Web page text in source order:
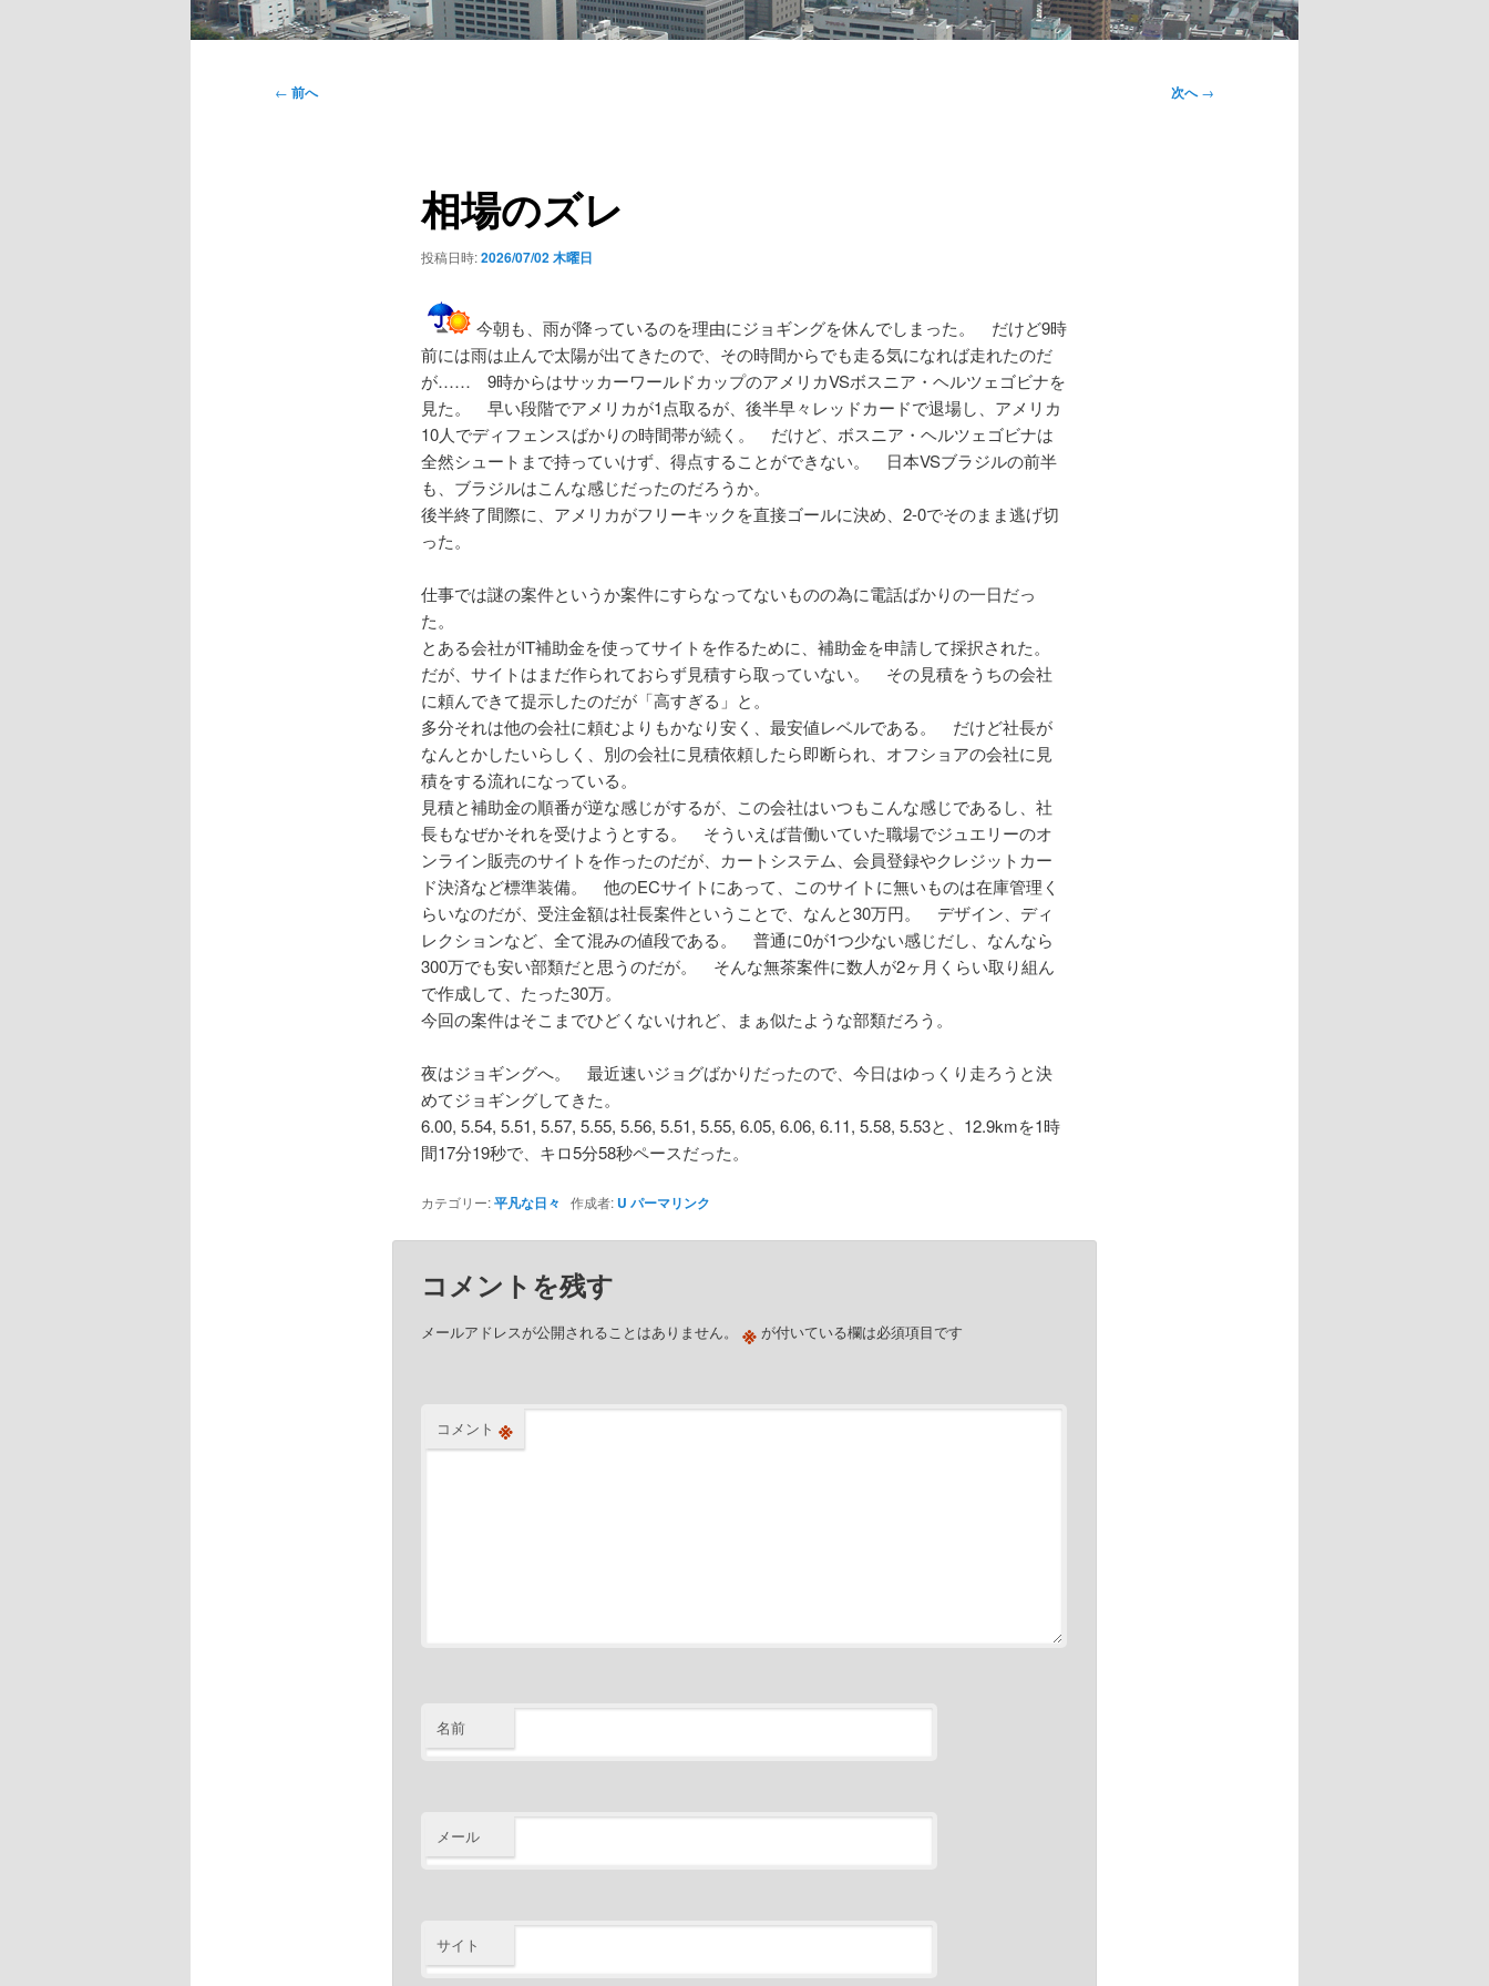
投
← 前へ 次へ→
相場のズレ
投稿日時:2026/07/02 木曜日
今朝も、雨が降っているのを理由にジョギングを休んでしまった。 だけど9時
前には雨は止んで太陽が出てきたので、その時間からでも走る気になれば走れたのだ
が…… 9時からはサッカーワールドカップのアメリカVSボスニア・ヘルツェゴビナを
見た。 早い段階でアメリカが1点取るが、後半早々レッドカードで退場し、アメリカ
10人でディフェンスばかりの時間帯が続く。 だけど、ボスニア・ヘルツェゴビナは
全然シュートまで持っていけず、得点することができない。 日本VSブラジルの前半
も、ブラジルはこんな感じだったのだろうか。
後半終了間際に、アメリカがフリーキックを直接ゴールに決め、2-0でそのまま逃げ切
った。
仕事では謎の案件というか案件にすらなってないものの為に電話ばかりの一日だっ
た。
とある会社がIT補助金を使ってサイトを作るために、補助金を申請して採択された。
だが、サイトはまだ作られておらず見積すら取っていない。 その見積をうちの会社
に頼んできて提示したのだが「高すぎる」と。
多分それは他の会社に頼むよりもかなり安く、最安値レベルである。 だけど社長が
なんとかしたいらしく、別の会社に見積依頼したら即断られ、オフショアの会社に見
積をする流れになっている。
見積と補助金の順番が逆な感じがするが、この会社はいつもこんな感じであるし、社
長もなぜかそれを受けようとする。 そういえば昔働いていた職場でジュエリーのオ
ンライン販売のサイトを作ったのだが、カートシステム、会員登録やクレジットカー
ド決済など標準装備。 他のECサイトにあって、このサイトに無いものは在庫管理く
らいなのだが、受注金額は社長案件ということで、なんと30万円。 デザイン、ディ
レクションなど、全て混みの値段である。 普通に0が1つ少ない感じだし、なんなら
300万でも安い部類だと思うのだが。 そんな無茶案件に数人が2ヶ月くらい取り組ん
で作成して、たった30万。
今回の案件はそこまでひどくないけれど、まぁ似たような部類だろう。
夜はジョギングへ。 最近速いジョグばかりだったので、今日はゆっくり走ろうと決
めてジョギングしてきた。
6.00, 5.54, 5.51, 5.57, 5.55, 5.56, 5.51, 5.55, 6.05, 6.06, 6.11, 5.58, 5.53と、12.9kmを1時
間17分19秒で、キロ5分58秒ペースだった。
カテゴリー:平凡な日々 作成者: U パーマリンク
コメントを残す
メールアドレスが公開されることはありません。 ※が付いている欄は必須項目です
コメント ※
名前
メール
サイト